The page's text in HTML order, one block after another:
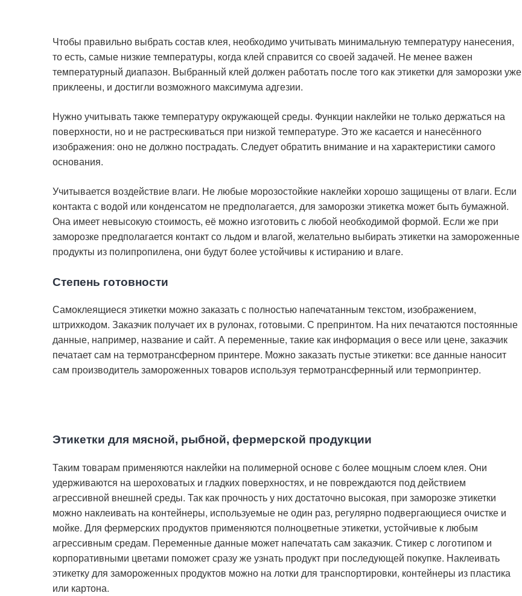
Чтобы правильно выбрать состав клея, необходимо учитывать минимальную температуру нанесения,
то есть, самые низкие температуры, когда клей справится со своей задачей. Не менее важен
температурный диапазон. Выбранный клей должен работать после того как этикетки для заморозки уже
приклеены, и достигли возможного максимума адгезии.
Нужно учитывать также температуру окружающей среды. Функции наклейки не только держаться на
поверхности, но и не растрескиваться при низкой температуре. Это же касается и нанесённого
изображения: оно не должно пострадать. Следует обратить внимание и на характеристики самого
основания.
Учитывается воздействие влаги. Не любые морозостойкие наклейки хорошо защищены от влаги. Если
контакта с водой или конденсатом не предполагается, для заморозки этикетка может быть бумажной.
Она имеет невысокую стоимость, её можно изготовить с любой необходимой формой. Если же при
заморозке предполагается контакт со льдом и влагой, желательно выбирать этикетки на замороженные
продукты из полипропилена, они будут более устойчивы к истиранию и влаге.
Степень готовности
Самоклеящиеся этикетки можно заказать с полностью напечатанным текстом, изображением,
штрихкодом. Заказчик получает их в рулонах, готовыми. С препринтом. На них печатаются постоянные
данные, например, название и сайт. А переменные, такие как информация о весе или цене, заказчик
печатает сам на термотрансферном принтере. Можно заказать пустые этикетки: все данные наносит
сам производитель замороженных товаров используя термотрансфернный или термопринтер.
Этикетки для мясной, рыбной, фермерской продукции
Таким товарам применяются наклейки на полимерной основе с более мощным слоем клея. Они
удерживаются на шероховатых и гладких поверхностях, и не повреждаются под действием
агрессивной внешней среды. Так как прочность у них достаточно высокая, при заморозке этикетки
можно наклеивать на контейнеры, используемые не один раз, регулярно подвергающиеся очистке и
мойке. Для фермерских продуктов применяются полноцветные этикетки, устойчивые к любым
агрессивным средам. Переменные данные может напечатать сам заказчик. Стикер с логотипом и
корпоративными цветами поможет сразу же узнать продукт при последующей покупке. Наклеивать
этикетку для замороженных продуктов можно на лотки для транспортировки, контейнеры из пластика
или картона.